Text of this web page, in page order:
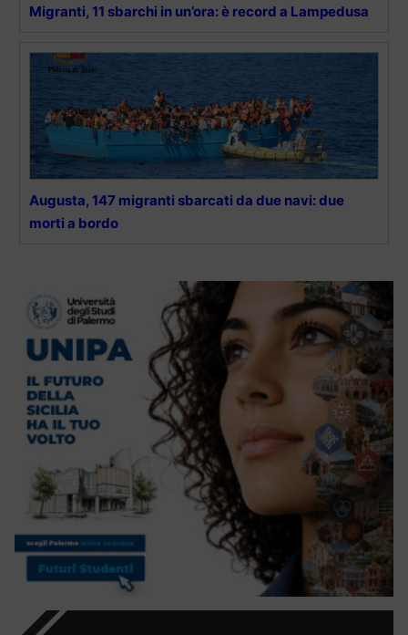
Migranti, 11 sbarchi in un’ora: è record a Lampedusa
Augusta, 147 migranti sbarcati da due navi: due
morti a bordo